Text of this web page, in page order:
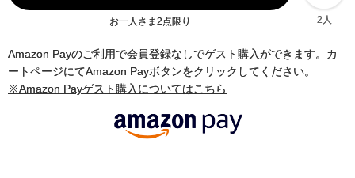
お一人さま2点限り 2人
Amazon Payのご利用で会員登録なしでゲスト購入ができます。カ
ートページにてAmazon Payボタンをクリックしてください。
※Amazon Payゲスト購入についてはこちら